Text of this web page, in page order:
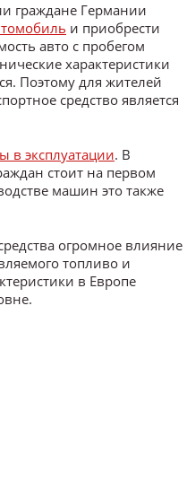
граждане Германии
и приобрести
авто с пробегом
характеристики
Поэтому для жителей
средство является
в эксплуатации. В
стоит на первом
машин это также
огромное влияние
топливо и
в Европе